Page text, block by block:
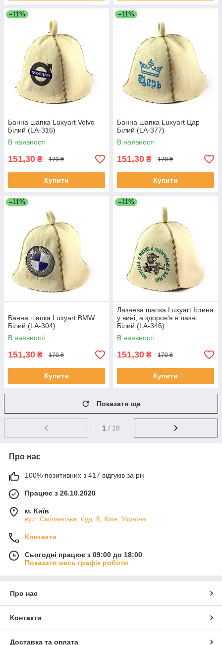
–11%
Банна шапка Luxyart Volvo
Білий (LA-316)
В наявності
151,30 ₴ 170 ₴
Купити
–11%
Банна шапка Luxyart Цар
Білий (LA-377)
В наявності
151,30 ₴ 170 ₴
Купити
–11%
Банна шапка Luxyart BMW
Білий (LA-304)
В наявності
151,30 ₴ 170 ₴
Купити
–11%
Лазнева шапка Luxyart Істина
у вині, а здоров'я в лазні
Білий (LA-346)
В наявності
151,30 ₴ 170 ₴
Купити
Показати ще
1 / 18
Про нас
100% позитивних з 417 відгуків за рік
Працює з 26.10.2020
м. Київ
вул. Смілянська, буд. 8, Київ, Україна
Контакти
Сьогодні працює з 09:00 до 18:00
Показати весь графік роботи
Про нас
Контакти
Доставка та оплата